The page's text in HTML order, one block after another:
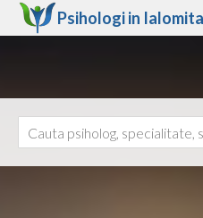
Psihologi in Ialomita